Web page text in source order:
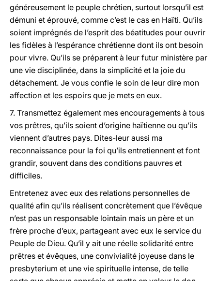
généreusement le peuple chrétien, surtout lorsqu’il est
démuni et éprouvé, comme c’est le cas en Haïti. Qu’ils
soient imprégnés de l’esprit des béatitudes pour ouvrir
les fidèles à l’espérance chrétienne dont ils ont besoin
pour vivre. Qu’ils se préparent à leur futur ministère par
une vie disciplinée, dans la simplicité et la joie du
détachement. Je vous confie le soin de leur dire mon
affection et les espoirs que je mets en eux.
7. Transmettez également mes encouragements à tous
vos prêtres, qu’ils soient d’origine haïtienne ou qu’ils
viennent d’autres pays. Dites-leur aussi ma
reconnaissance pour la foi qu’ils entretiennent et font
grandir, souvent dans des conditions pauvres et
difficiles.
Entretenez avec eux des relations personnelles de
qualité afin qu’ils réalisent concrètement que l’évêque
n’est pas un responsable lointain mais un père et un
frère proche d’eux, partageant avec eux le service du
Peuple de Dieu. Qu’il y ait une réelle solidarité entre
prêtres et évêques, une convivialité joyeuse dans le
presbyterium et une vie spirituelle intense, de telle